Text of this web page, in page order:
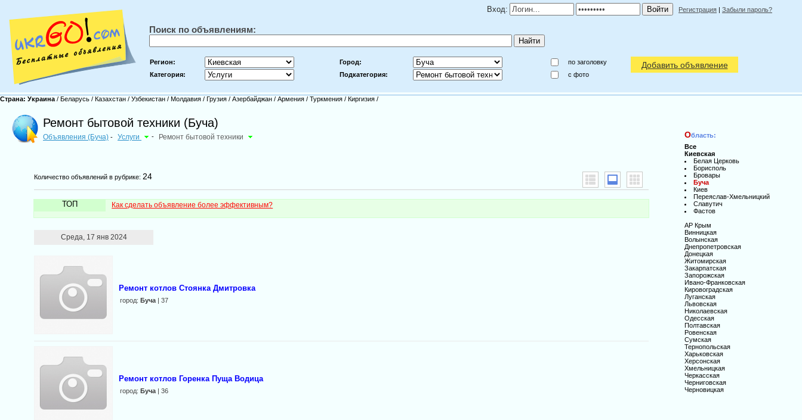
Вход: Регистрация | Забыли пароль?
Поиск по объявлениям:
Регион: Город:
по заголовку
Категория:
Подкатегория: c фото
Добавить объявление
Страна: Украина / Беларусь / Казахстан / Узбекистан / Молдавия / Грузия / Азербайджан / Армения / Туркмения / Киргизия /
Ремонт бытовой техники (Буча)
Объявления (Буча) - Услуги - Ремонт бытовой техники
Количество объявлений в рубрике: 24
ТОП Как сделать объявление более эффективным?
Среда, 17 янв 2024
Ремонт котлов Стоянка Дмитровка
город:Буча | 37
Ремонт котлов Горенка Пуща Водица
город:Буча | 36
Область:
Все
Киевская
Белая Церковь
Борисполь
Бровары
Буча
Киев
Переяслав-Хмельницкий
Славутич
Фастов
АР Крым
Винницкая
Волынская
Днепропетровская
Донецкая
Житомирская
Закарпатская
Запорожская
Ивано-Франковская
Кировоградская
Луганская
Львовская
Николаевская
Одесская
Полтавская
Ровенская
Сумская
Тернопольская
Харьковская
Херсонская
Хмельницкая
Черкасская
Черниговская
Черновицкая